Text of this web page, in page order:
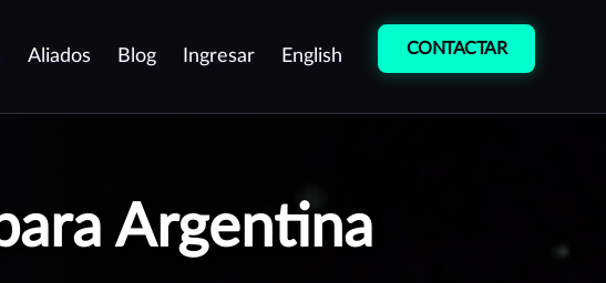
Pentest como servicio
continuo (PTaaS)
Aliados Blog Ingresar English CONTACTAR
Argentina